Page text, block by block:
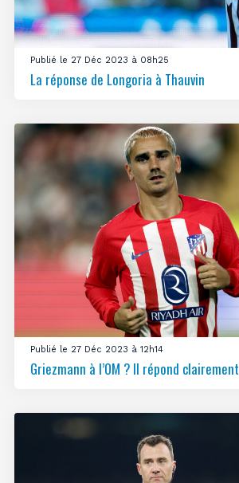
Publié le 27 Déc 2023 à 08h25
La réponse de Longoria à Thauvin
Publié le 27 Déc 2023 à 12h14
Griezmann à l’OM ? Il répond clairement